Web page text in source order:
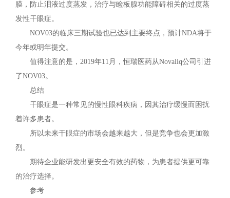
膜，防止泪液过度蒸发，治疗与睑板腺功能障碍相关的过度蒸
发性干眼症。
NOV03的临床三期试验也已达到主要终点，预计NDA将于
今年或明年提交。
值得注意的是，2019年11月，恒瑞医药从Novaliq公司引进
了NOV03。
总结
干眼症是一种常见的慢性眼科疾病，因其治疗缓慢而困扰
着许多患者。
所以未来干眼症的市场会越来越大，但是竞争也会更加激
烈。
期待企业能研发出更安全有效的药物，为患者提供更可靠
的治疗选择。
参考